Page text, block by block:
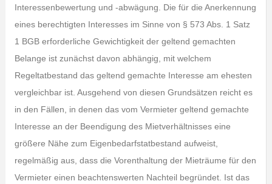
Interessenbewertung und -abwägung. Die für die Anerkennung
eines berechtigten Interesses im Sinne von § 573 Abs. 1 Satz
1 BGB erforderliche Gewichtigkeit der geltend gemachten
Belange ist zunächst davon abhängig, mit welchem
Regeltatbestand das geltend gemachte Interesse am ehesten
vergleichbar ist. Ausgehend von diesen Grundsätzen reicht es
in den Fällen, in denen das vom Vermieter geltend gemachte
Interesse an der Beendigung des Mietverhältnisses eine
größere Nähe zum Eigenbedarfstatbestand aufweist,
regelmäßig aus, dass die Vorenthaltung der Mieträume für den
Vermieter einen beachtenswerten Nachteil begründet. Ist das